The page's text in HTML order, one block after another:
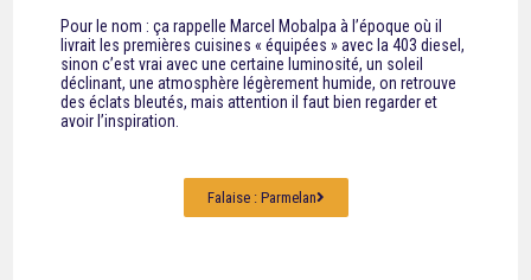
Pour le nom : ça rappelle Marcel Mobalpa à l’époque où il
livrait les premières cuisines « équipées » avec la 403 diesel,
sinon c’est vrai avec une certaine luminosité, un soleil
déclinant, une atmosphère légèrement humide, on retrouve
des éclats bleutés, mais attention il faut bien regarder et
avoir l’inspiration.
Falaise : Parmelan